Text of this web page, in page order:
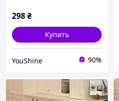
298₴
Купить
YouShine 90%